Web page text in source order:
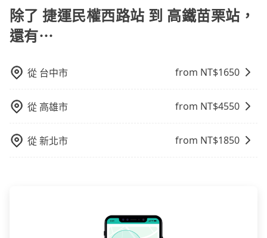
就顯得非常不便。
消該訂單後再以其他付款方式重新預約行程即可。
除了 捷運民權西路站 到 高鐵苗栗站，
還有⋯
從 台中市 from NT$1650
從 高雄市 from NT$4550
從新北市 from NT$1850